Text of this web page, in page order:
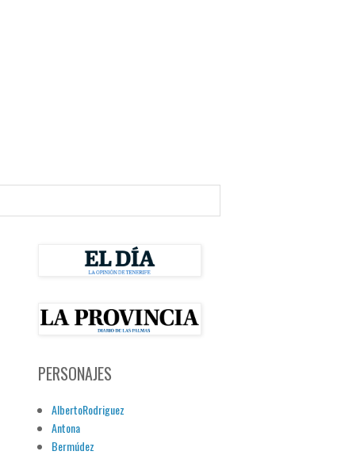
PERSONAJES
AlbertoRodriguez
Antona
Bermúdez